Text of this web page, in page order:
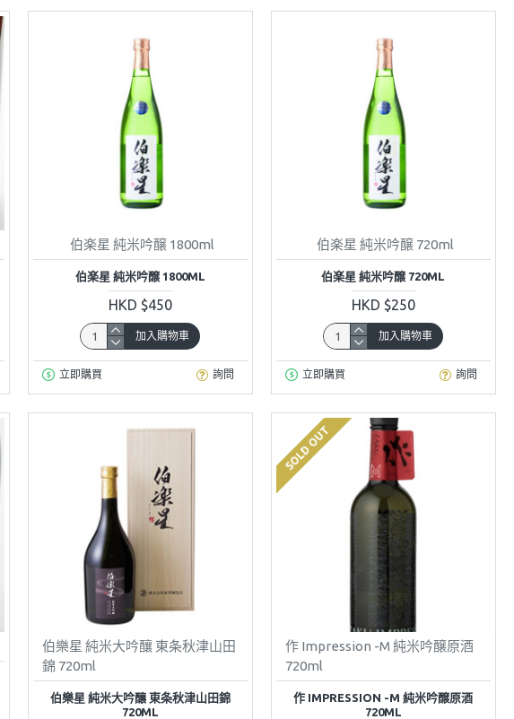
伯楽星 純米吟醸 1800ml
伯楽星 純米吟醸 1800ML
HKD $450
加入購物車
立即購買 詢問
伯楽星 純米吟醸 720ml
伯楽星 純米吟醸 720ML
HKD $250
加入購物車
立即購買 詢問
伯樂星 純米大吟釀 東条秋津山田
錦 720ml
伯樂星 純米大吟釀 東条秋津山田錦
720ML
SOLD OUT
作 Impression -M 純米吟醸原酒
720ml
作 IMPRESSION -M 純米吟醸原酒
720ML